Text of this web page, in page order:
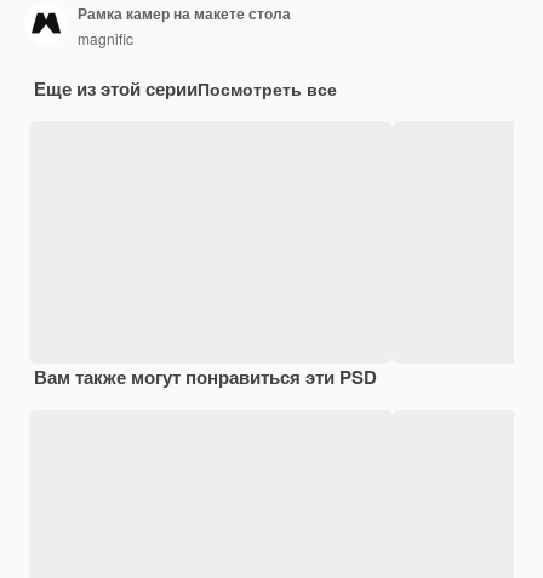
Рамка камер на макете стола
magnific
Еще из этой серииПосмотреть все
Вам также могут понравиться эти PSD